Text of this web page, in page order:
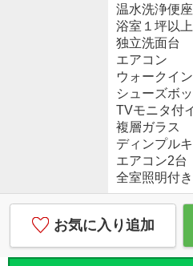
温水洗浄便座
浴室１坪以上
独立洗面台
エアコン
ウォークイ
シューズボ
TVモニタ付
複層ガラス
ディンプル
エアコン2台
全室照明付き
お気に入り追加